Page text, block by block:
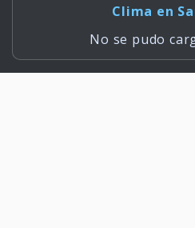
Clima en
No se pudo